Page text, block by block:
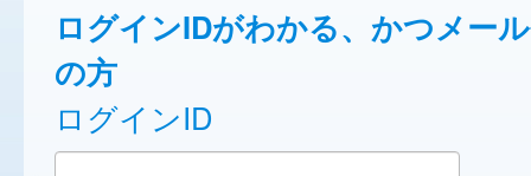
ログインIDがわかる、かつメー
の方
ログインID